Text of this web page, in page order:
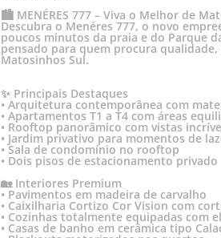
🏙️ MENÉRES 777 – Viva o Melhor de
Descubra o Menéres 777, o novo
poucos minutos da praia e do Parque
pensado para quem procura
Matosinhos Sul.
✨ Principais Destaques
• Arquitetura contemporânea com
• Apartamentos T1 a T4 com áreas
• Rooftop panorâmico com vistas
• Jardim privativo para momentos de
• Sala de condomínio no rooftop
• Dois pisos de estacionamento privado
🏡 Interiores Premium
• Pavimentos em madeira de carvalho
• Caixilharia Cortizo Cor Vision com
• Cozinhas totalmente equipadas com
• Casas de banho em cerâmica tipo